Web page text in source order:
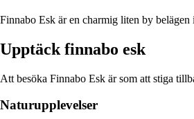
Finnabo Esk är en charmig liten by
Upptäck finnabo esk
Att besöka Finnabo Esk är som att stiga
Naturupplevelser